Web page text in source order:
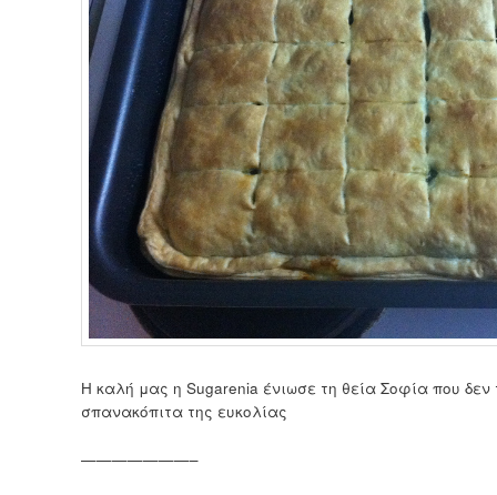
Η καλή μας η Sugarenia ένιωσε τη θεία Σοφία που
σπανακόπιτα της ευκολίας
———————–